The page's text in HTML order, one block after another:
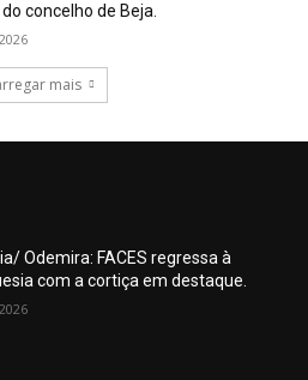
concelho de Beja.
mais
Odemira: FACES regressa à
com a cortiça em destaque.